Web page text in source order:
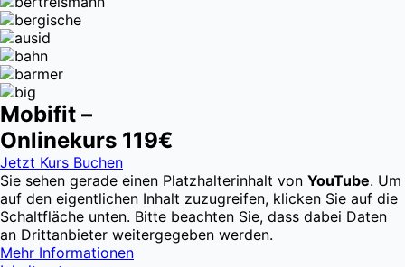
Mobifit –
Onlinekurs 119€
Jetzt Kurs Buchen
Sie sehen gerade einen Platzhalterinhalt von YouTube. Um
auf den eigentlichen Inhalt zuzugreifen, klicken Sie auf die
Schaltfläche unten. Bitte beachten Sie, dass dabei Daten
an Drittanbieter weitergegeben werden.
Mehr Informationen